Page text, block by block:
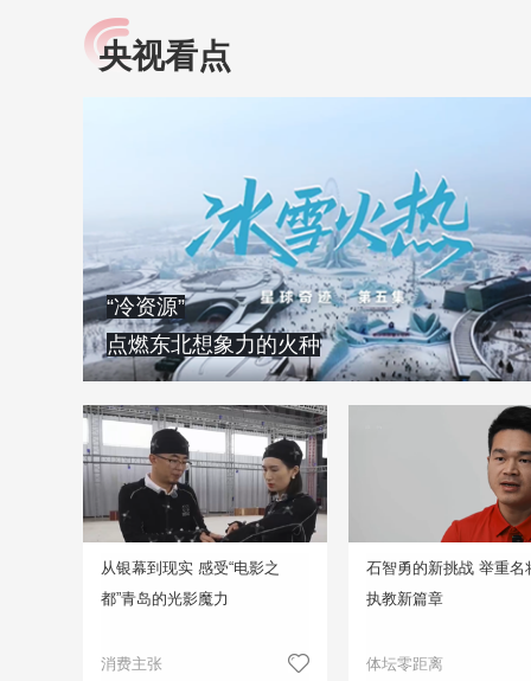
小央视频
央视网原创视频子品牌，
提高全民健康素养水
康》，向所有人分享
知识！
央视看点
“冷资源”
点燃东北想象力的火种
从银幕到现实 感受“电影之
都”青岛的光影魔力
消费主张
石智勇的新挑战 举重名
执教新篇章
体坛零距离